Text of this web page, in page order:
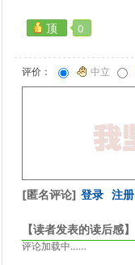
顶 0
评价： 中立
[匿名评论] 登录 注册
【读者发表的读后感】
评论加载中……